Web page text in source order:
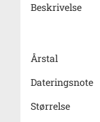
Beskrivelse
Årstal
Dateringsnote
Størrelse